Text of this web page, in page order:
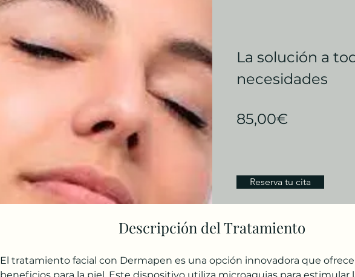
La solución a
necesidades
85,00€
Reserva tu cita
Descripción del Tratamiento
El tratamiento facial con Dermapen es una opción innovadora que